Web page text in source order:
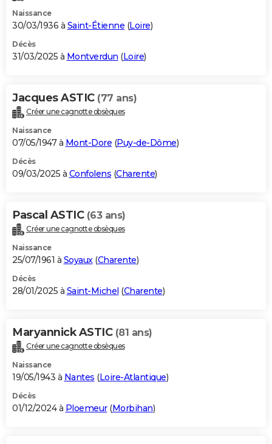
Naissance
30/03/1936 à Saint-Étienne (Loire)
Décès
31/03/2025 à Montverdun (Loire)
Jacques ASTIC (77 ans)
Créer une cagnotte obsèques
Naissance
07/05/1947 à Mont-Dore (Puy-de-Dôme)
Décès
09/03/2025 à Confolens (Charente)
Pascal ASTIC (63 ans)
Créer une cagnotte obsèques
Naissance
25/07/1961 à Soyaux(Charente)
Décès
28/01/2025 à Saint-Michel (Charente)
Maryannick ASTIC (81 ans)
Créer une cagnotte obsèques
Naissance
19/05/1943 à Nantes (Loire-Atlantique)
Décès
01/12/2024 à Ploemeur(Morbihan)